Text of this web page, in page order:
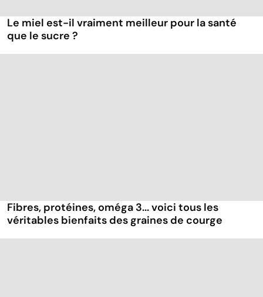
Le miel est-il vraiment meilleur pour la santé
que le sucre ?
Fibres, protéines, oméga 3... voici tous les
véritables bienfaits des graines de courge